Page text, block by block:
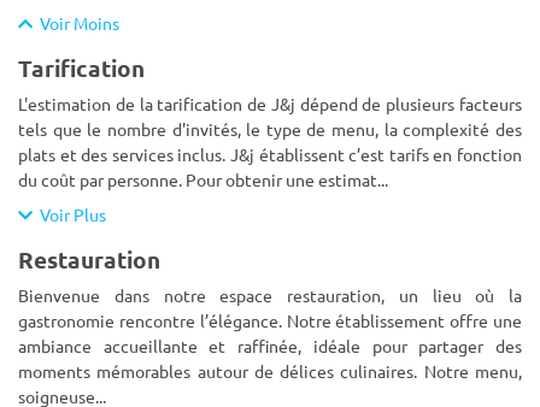
Voir Moins
Tarification
L'estimation de la tarification de J&j dépend de plusieurs facteurs
tels que le nombre d'invités, le type de menu, la complexité des
plats et des services inclus. J&j établissent c’est tarifs en fonction
du coût par personne. Pour obtenir une estimat...
Voir Plus
Restauration
Bienvenue dans notre espace restauration, un lieu où la
gastronomie rencontre l’élégance. Notre établissement offre une
ambiance accueillante et raffinée, idéale pour partager des
moments mémorables autour de délices culinaires. Notre menu,
soigneuse...